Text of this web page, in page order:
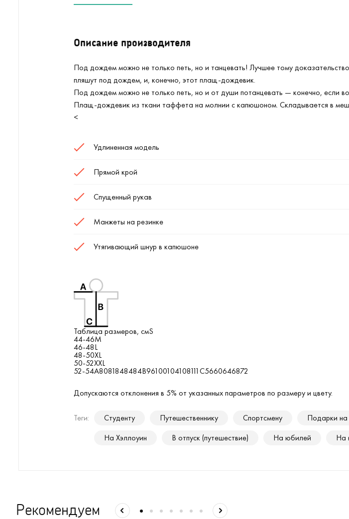
Описание производителя
Под дождем можно не только петь, но и танцевать! Лучшее тому
пляшут под дождем, и, конечно, этот плащ-дождевик.
Под дождем можно не только петь, но и от души потанцевать — конечно, если
Плащ-дождевик из ткани таффета на молнии с капюшоном. Складывается в
<
Удлиненная модель
Прямой крой
Спущенный рукав
Манжеты на резинке
Утягивающий шнур в капюшоне
Таблица размеров, смS
44-46M
46-48L
48-50XL
50-52XXL
52-54A8081848484B96100104108111C5660646872
Допускаются отклонения в 5% от указанных параметров по размеру и цвету.
Теги: Студенту Путешественнику Спортсмену Подарки на
На Хэллоуин
В отпуск (путешествие) На юбилей На
Рекомендуем